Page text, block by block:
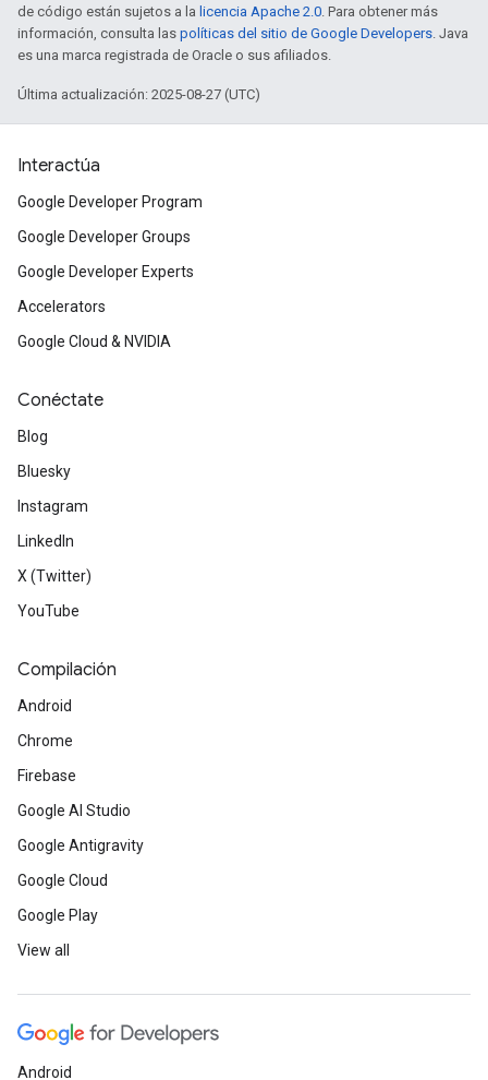
de código están sujetos a la licencia Apache 2.0. Para obtener más
información, consulta las políticas del sitio de Google Developers. Java
es una marca registrada de Oracle o sus afiliados.
Última actualización: 2025-08-27 (UTC)
Interactúa
Google Developer Program
Google Developer Groups
Google Developer Experts
Accelerators
Google Cloud & NVIDIA
Conéctate
Blog
Bluesky
Instagram
LinkedIn
X (Twitter)
YouTube
Compilación
Android
Chrome
Firebase
Google AI Studio
Google Antigravity
Google Cloud
Google Play
View all
Android